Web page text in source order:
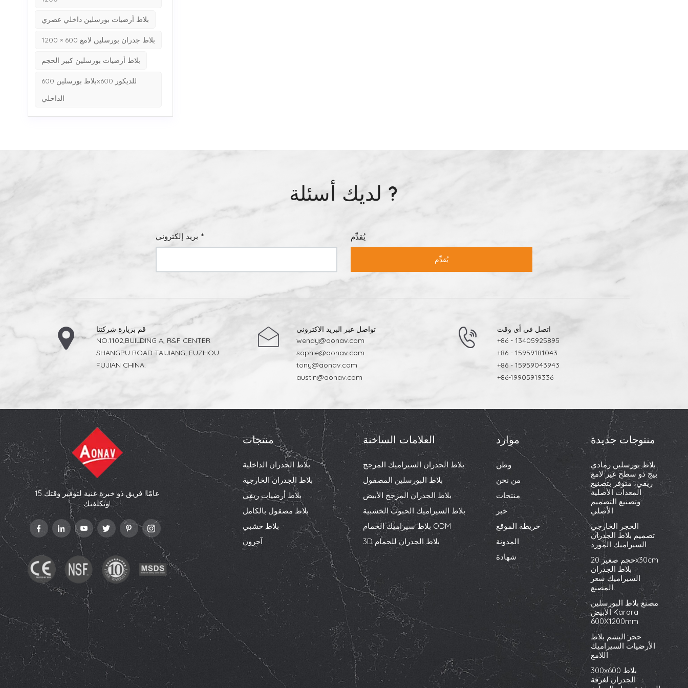
بلاط أرضيات بورسلين داخلي عصري
بلاط جدران بورسلين لامع 600 × 1200
بلاط أرضيات بورسلين كبير الحجم
بلاط بورسلين 600x600 للديكور
الداخلي
لديك أسئلة ?
بريد إلكتروني * يُقدِّم
يُقدِّم
قم بزيارة شركتنا
NO.1102,BUILDING A, R&F CENTER
SHANGPU ROAD TAIJIANG, FUZHOU
FUJIAN CHINA.
تواصل عبر البريد الاكتروني
wendy@aonav.com
sophie@aonav.com
tony@aonav.com
austin@aonav.com
اتصل في أي وقت
+86 - 13405925895
+86 - 15959181043
+86 - 15959043943
+86-19905919336
15 عامًا! فريق ذو خبرة غنية لتوفير وقتك
وتكلفتك!
منتجات
بلاط الجدران الداخلية
بلاط الجدران الخارجية
بلاط أرضيات ريفي
بلاط مصقول بالكامل
بلاط خشبي
آحرون
العلامات الساخنة
بلاط الجدران السيراميك المزجج
بلاط البورسلين المصقول
بلاط الجدران المزجج الأبيض
بلاط السيراميك الحبوب الخشبية
بلاط سيراميك الحمام ODM
3D بلاط الجدران للحمام
موارد
وطن
من نحن
منتجات
خبر
خريطة الموقع
المدونة
شهادة
منتوجات جديدة
بلاط بورسلين رمادي
بيج ذو سطح غير لامع
ريفي، متوفر بتصنيع
المعدات الأصلية
وتصنيع التصميم
الأصلي
الحجر الخارجي
تصميم بلاط الجدران
السيراميك المورد
حجم صغير 20x30cm
بلاط الجدران
السيراميك سعر
المصنع
مصنع بلاط البورسلين
الأبيض Karara
600X1200mm
حجر اليشم بلاط
الأرضيات السيراميك
اللامع
300x600 بلاط
الجدران لغرفة